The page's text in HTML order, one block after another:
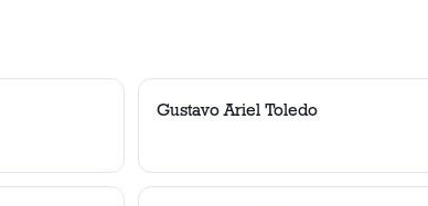
Gustavo Ariel Toledo